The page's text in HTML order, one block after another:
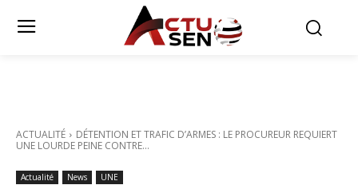
ACTUALITÉ
DÉTENTION ET TRAFIC D’ARMES : LE PROCUREUR REQUIERT
UNE LOURDE PEINE CONTRE...
Actualité News UNE